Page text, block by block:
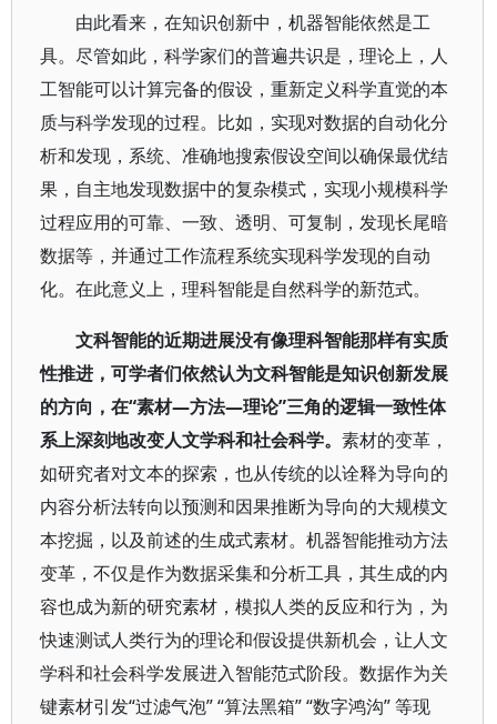
由此看来，在知识创新中，机器智能依然是工
具。尽管如此，科学家们的普遍共识是，理论上，人
工智能可以计算完备的假设，重新定义科学直觉的本
质与科学发现的过程。比如，实现对数据的自动化分
析和发现，系统、准确地搜索假设空间以确保最优结
果，自主地发现数据中的复杂模式，实现小规模科学
过程应用的可靠、一致、透明、可复制，发现长尾暗
数据等，并通过工作流程系统实现科学发现的自动
化。在此意义上，理科智能是自然科学的新范式。
文科智能的近期进展没有像理科智能那样有实质
性推进，可学者们依然认为文科智能是知识创新发展
的方向，在“素材—方法—理论”三角的逻辑一致性体
系上深刻地改变人文学科和社会科学。 素材的变革，
如研究者对文本的探索，也从传统的以诠释为导向的
内容分析法转向以预测和因果推断为导向的大规模文
本挖掘，以及前述的生成式素材。机器智能推动方法
变革，不仅是作为数据采集和分析工具，其生成的内
容也成为新的研究素材，模拟人类的反应和行为，为
快速测试人类行为的理论和假设提供新机会，让人文
学科和社会科学发展进入智能范式阶段。数据作为关
键素材引发“过滤气泡” “算法黑箱” “数字鸿沟” 等现